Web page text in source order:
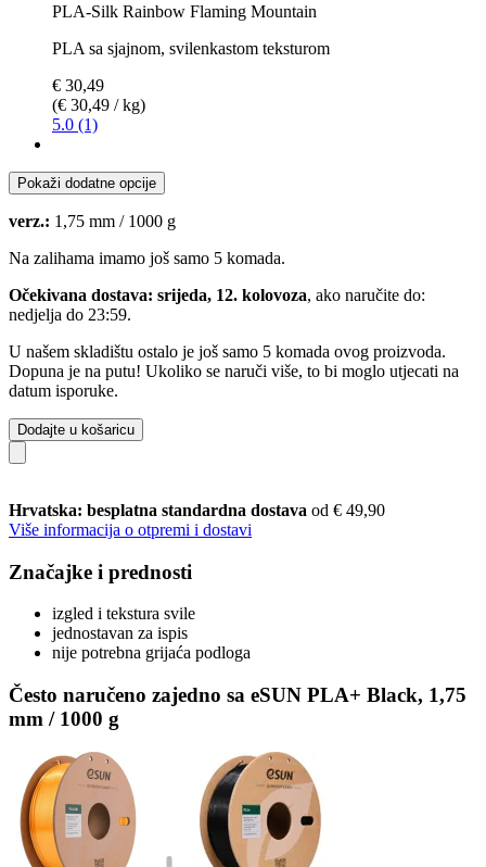
PLA-Silk Rainbow Flaming Mountain
PLA sa sjajnom, svilenkastom teksturom
€ 30,49
(€ 30,49 / kg)
5.0 (1)
Pokaži dodatne opcije
verz.: 1,75 mm / 1000 g
Na zalihama imamo još samo 5 komada.
Očekivana dostava: srijeda, 12. kolovoza, ako naručite do:
nedjelja do 23:59.
U našem skladištu ostalo je još samo 5 komada ovog proizvoda.
Dopuna je na putu! Ukoliko se naruči više, to bi moglo utjecati na
datum isporuke.
Dodajte u košaricu
Hrvatska: besplatna standardna dostava od € 49,90
Više informacija o otpremi i dostavi
Značajke i prednosti
izgled i tekstura svile
jednostavan za ispis
nije potrebna grijaća podloga
Često naručeno zajedno sa eSUN PLA+ Black, 1,75
mm / 1000 g